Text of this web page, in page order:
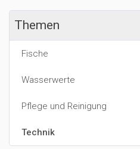
Themen
Fische
Wasserwerte
Pflege und Reinigung
Technik